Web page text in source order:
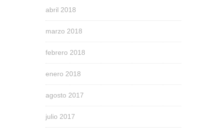
abril 2018
marzo 2018
febrero 2018
enero 2018
agosto 2017
julio 2017